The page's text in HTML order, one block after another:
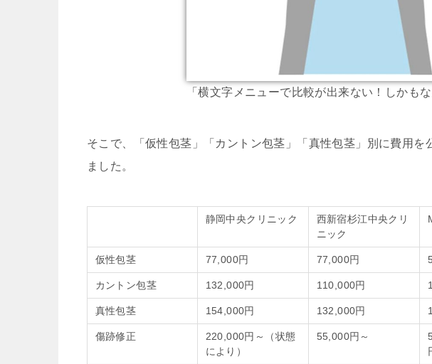
「横文字メニューで比較が出来ない！しかも
そこで、「仮性包茎」「カントン包茎」「真性包茎」別に費用を
ました。
静岡中央クリニック
西新宿杉江中央クリ
ニック
仮性包茎 77,000円 77,000円
カントン包茎 132,000円 110,000円
真性包茎 154,000円 132,000円
傷跡修正
220,000円～（状態
により）
55,000円～